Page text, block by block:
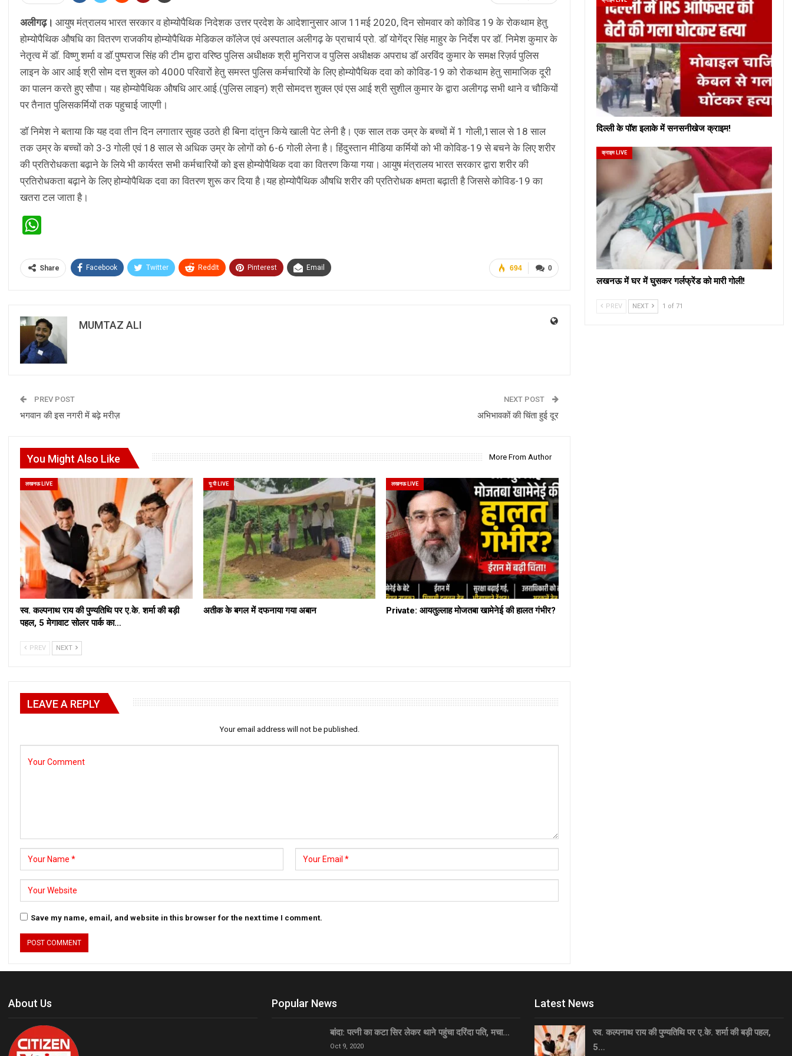
अलीगढ़। आयुष मंत्रालय भारत सरकार व होम्योपैथिक निदेशक उत्तर प्रदेश के आदेशानुसार आज 11मई 2020, दिन सोमवार को कोविड 19 के रोकथाम हेतु
होम्योपैथिक औषधि का वितरण राजकीय होम्योपैथिक मेडिकल कॉलेज एवं अस्पताल अलीगढ़ के प्राचार्य प्रो. डॉ योगेंद्र सिंह माहुर के निर्देश पर डॉ. निमेश कुमार के
नेतृत्व में डॉ. विष्णु शर्मा व डॉ.पुष्पराज सिंह की टीम द्वारा वरिष्ठ पुलिस अधीक्षक श्री मुनिराज व पुलिस अधीक्षक अपराध डॉ अरविंद कुमार के समक्ष रिज़र्व पुलिस
लाइन के आर आई श्री सोम दत्त शुक्ल को 4000 परिवारों हेतु समस्त पुलिस कर्मचारियों के लिए होम्योपैथिक दवा को कोविड-19 को रोकथाम हेतु सामाजिक दूरी
का पालन करते हुए सौपा। यह होम्योपैथिक औषधि आर.आई.(पुलिस लाइन) श्री सोमदत्त शुक्ल एवं एस आई श्री सुशील कुमार के द्वारा अलीगढ़ सभी थाने व चौकियों
पर तैनात पुलिसकर्मियों तक पहुचाई जाएगी।
डॉ निमेश ने बताया कि यह दवा तीन दिन लगातार सुवह उठते ही बिना दांतुन किये खाली पेट लेनी है। एक साल तक उम्र के बच्चों में 1 गोली,1साल से 18 साल
तक उम्र के बच्चों को 3-3 गोली एवं 18 साल से अधिक उम्र के लोगों को 6-6 गोली लेना है। हिंदुस्तान मीडिया कर्मियों को भी कोविड-19 से बचने के लिए शरीर
की प्रतिरोधकता बढ़ाने के लिये भी कार्यरत सभी कर्मचारियों को इस होम्योपैथिक दवा का वितरण किया गया। आयुष मंत्रालय भारत सरकार द्वारा शरीर की
प्रतिरोधकता बढ़ाने के लिए होम्योपैथिक दवा का वितरण शुरू कर दिया है।यह होम्योपैथिक औषधि शरीर की प्रतिरोधक क्षमता बढ़ाती है जिससे कोविड-19 का
खतरा टल जाता है।
0
694
Share Facebook Twitter ReddIt Pinterest Email
MUMTAZ ALI
PREV POST
भगवान की इस नगरी में बढ़े मरीज़
NEXT POST
अभिभावकों की चिंता हुई दूर
You Might Also Like More From Author
लखनऊ LIVE
स्व. कल्पनाथ राय की पुण्यतिथि पर ए.के. शर्मा की बड़ी
पहल, 5 मेगावाट सोलर पार्क का…
यू पी LIVE
अतीक के बगल में दफनाया गया अबान
लखनऊ LIVE
Private: आयतुल्लाह मोजतबा खामेनेई की हालत गंभीर?
PREV NEXT
LEAVE A REPLY
Your email address will not be published.
Save my name, email, and website in this browser for the next time I comment.
दिल्ली के पॉश इलाके में सनसनीखेज क्राइम!
क्राइम LIVE
लखनऊ में घर में घुसकर गर्लफ्रेंड को मारी गोली!
PREV NEXT 1 of 71
About Us Popular News
बांदा: पत्नी का कटा सिर लेकर थाने पहुंचा दरिंदा पति, मचा…
Oct 9, 2020
Latest News
स्व. कल्पनाथ राय की पुण्यतिथि पर ए.के. शर्मा की बड़ी पहल,
5…